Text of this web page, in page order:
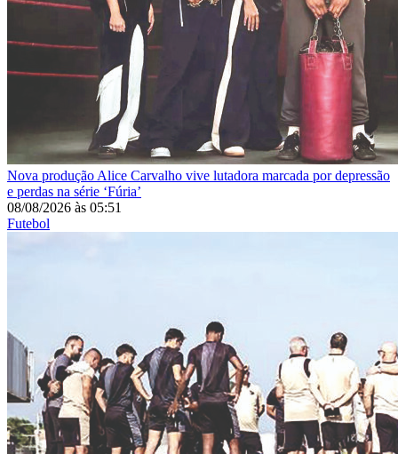
Nova produção Alice Carvalho vive lutadora marcada por depressão
e perdas na série ‘Fúria’
08/08/2026 às 05:51
Futebol